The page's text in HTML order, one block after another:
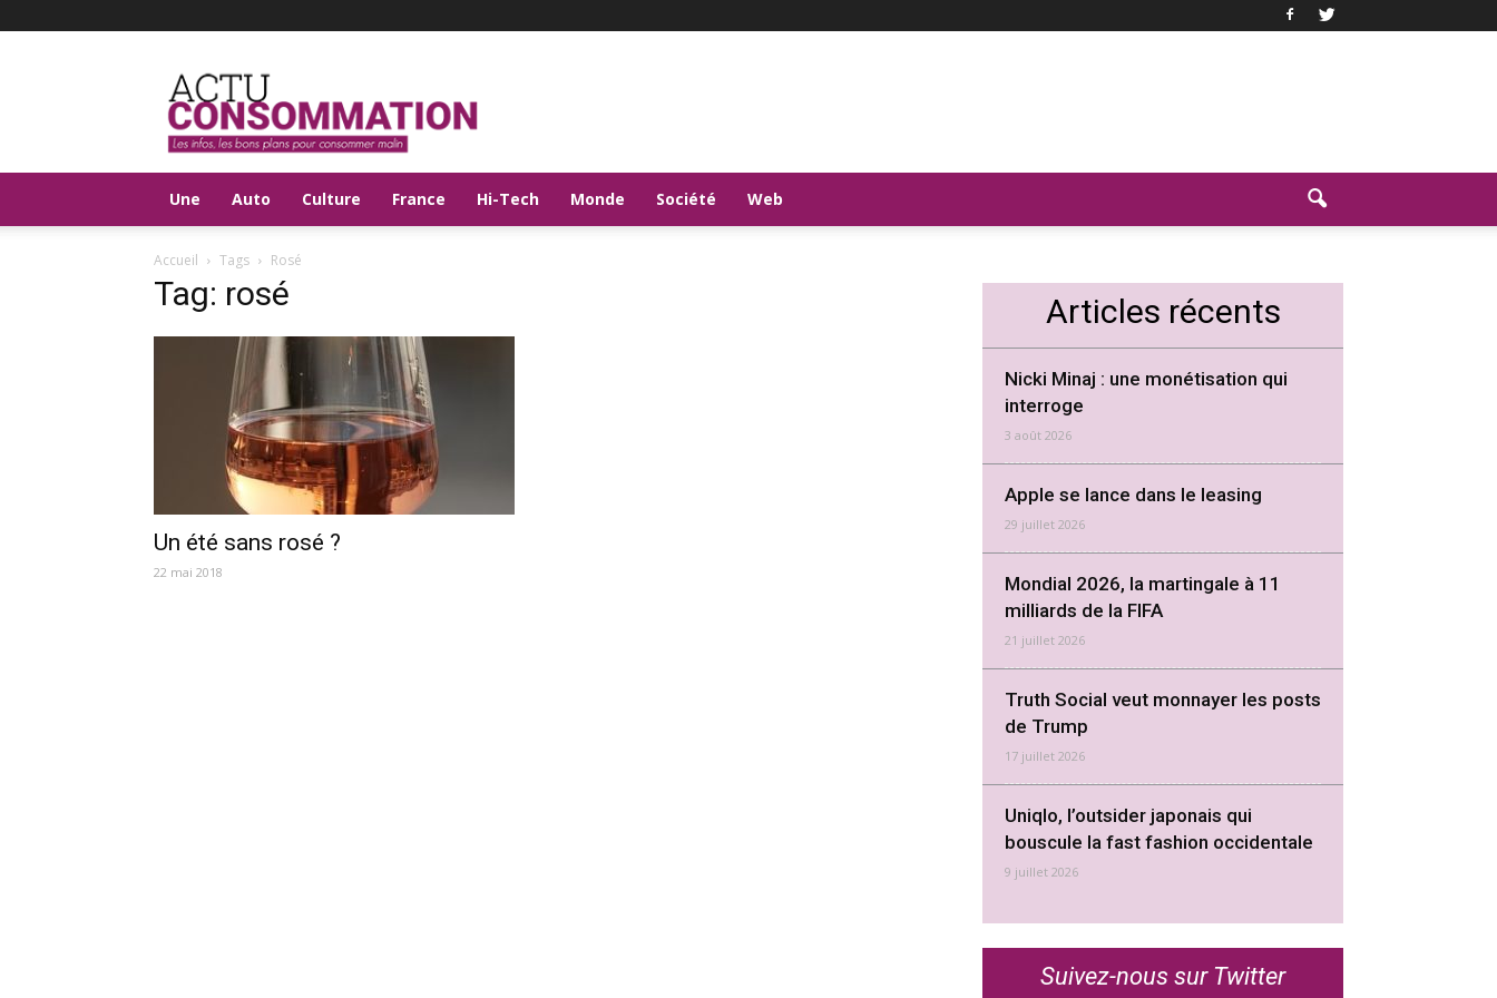
Actu
Consommation
Une Auto Culture France Hi-Tech Monde Société Web
Accueil Tags Rosé
Tag: rosé
Un été sans rosé ?
22 mai 2018
Articles récents
Nicki Minaj : une monétisation qui
interroge
3 août 2026
Apple se lance dans le leasing
29 juillet 2026
Mondial 2026, la martingale à 11
milliards de la FIFA
21 juillet 2026
Truth Social veut monnayer les posts
de Trump
17 juillet 2026
Uniqlo, l’outsider japonais qui
bouscule la fast fashion occidentale
9 juillet 2026
Suivez-nous sur Twitter